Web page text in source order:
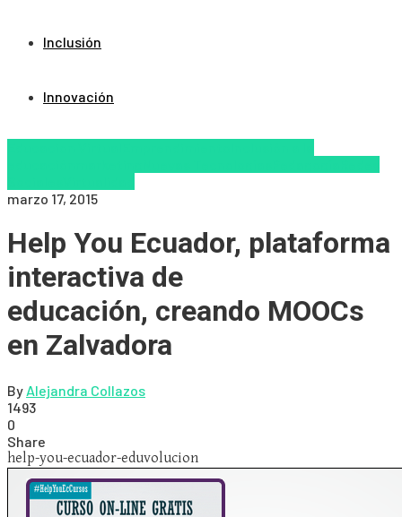
Inclusión
Innovación
marzo 17, 2015
Help You Ecuador, plataforma
interactiva de
educación, creando MOOCs
en Zalvadora
By Alejandra Collazos
1493
0
Share
help-you-ecuador-eduvolucion